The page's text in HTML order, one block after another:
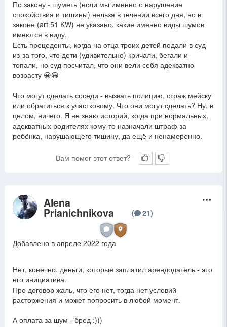
По закону - шуметь (если мы именно о нарушение
спокойствия и тишины) нельзя в течении всего дня, но в
законе (art 51 KW) не указано, какие именно виды шумов
имеются в виду.
Есть прецеденты, когда на отца троих детей подали в суд
из-за того, что дети (удивительно) кричали, бегали и
топали, но суд посчитал, что они вели себя адекватно
возрасту 😀😀
Что могут сделать соседи - вызвать полицию, страж мейску
или обратиться к участковому. Что они могут сделать? Ну, в
целом, ничего. Я не знаю историй, когда при нормальных,
адекватных родителях кому-то назначали штраф за
ребёнка, нарушающего тишину, да ещё и ненамеренно.
Вам помог этот ответ?
A Alena
Prianichnikova ( 21)
Добавлено в апреле 2022 года
Нет, конечно, деньги, которые заплатил арендодатель - это
его инициатива.
Про договор жаль, что его нет, тогда нет условий
расторжения и может попросить в любой момент.
А оплата за шум - бред :)))